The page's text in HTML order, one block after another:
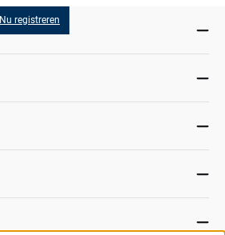
Nu registreren